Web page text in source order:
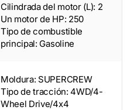
Cilindrada del motor (L): 2
Un motor de HP: 250
Tipo de combustible
principal: Gasoline
Moldura: SUPERCREW
Tipo de tracción: 4WD/4-
Wheel Drive/4x4